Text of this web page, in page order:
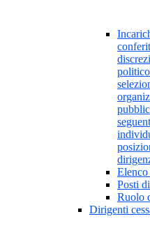
Posti
Ruolo
Dirigenti